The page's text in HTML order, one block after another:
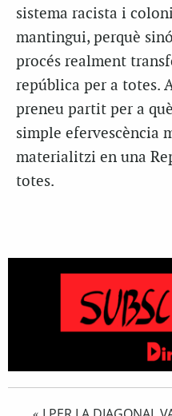
sistema racista i
mantingui, perquè
procés realment
república per a totes.
preneu partit per a
simple efervescència
materialitzi en una
totes.